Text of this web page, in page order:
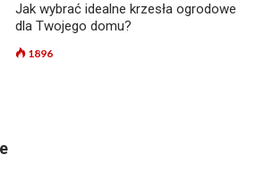
Jak wybrać idealne krzesła ogrodowe
dla Twojego domu?
1896